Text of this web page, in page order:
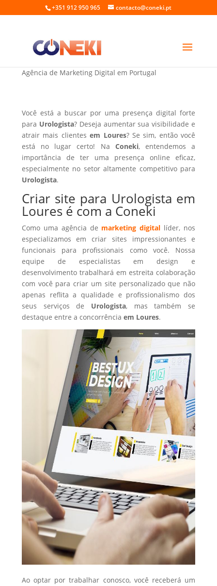
+351 912 950 965 contacto@coneki.pt
Criar site para Urologista em Loures
Agência de Marketing Digital em Portugal
Você está a buscar por uma presença digital forte
para Urologista? Deseja aumentar sua visibilidade e
atrair mais clientesem Loures? Se sim, então você
está no lugar certo! Na Coneki, entendemos a
importância de ter uma presença online eficaz,
especialmente no setor altamente competitivo para
Urologista.
Criar site para Urologista em
Loures é com a Coneki
Como uma agência de marketing digital líder, nos
especializamos em criar sites impressionantes e
funcionais para profissionais como você. Nossa
equipe de especialistas em design e
desenvolvimento trabalhará em estreita colaboração
com você para criar um site personalizado que não
apenas reflita a qualidade e profissionalismo dos
seus serviços de Urologista, mas também se
destaque entre a concorrência em Loures.
Ao optar por trabalhar conosco, você receberá um